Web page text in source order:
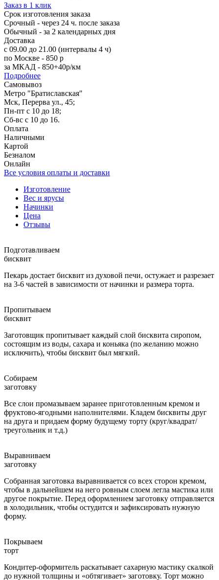
Заказ в 1 клик
Срок изготовления заказа
Срочный - через 24 ч. после заказа
Обычный - за 2 календарных дня
Доставка
с 09.00 до 21.00 (интервалы 4 ч)
по Москве - 850 р
за МКАД - 850+40р/км
Подробнее
Самовывоз
Метро "Братиславская"
Мск, Перерва ул., 45;
Пн-пт с 10 до 18;
Сб-вс с 10 до 16.
Оплата
Наличными
Картой
Безналом
Онлайн
Все условия оплаты и доставки
Изготовление
Вес и ярусы
Начинки
Цена
Отзывы
Подготавливаем
бисквит
Пекарь достает бисквит из духовой печи, остужает и разрезает
на 3-6 частей в зависимости от начинки и размера торта.
Пропитываем
бисквит
Заготовщик пропитывает каждый слой бисквита сиропом,
состоящим из воды, сахара и коньяка (по желанию можно
исключить), чтобы бисквит был мягкий.
Собираем
заготовку
Все слои промазываем заранее приготовленным кремом и
фруктово-ягодными наполнителями. Кладем бисквиты друг
на друга и придаем форму будущему торту (круг/квадрат/
треугольник и т.д.)
Выравниваем
заготовку
Собранная заготовка выравнивается со всех сторон кремом,
чтобы в дальнейшем на него ровным слоем легла мастика или
другое покрытие. Перед оформлением заготовку отправляется
в холодильник, чтобы остудится и зафиксировать нужную
форму.
Покрываем
торт
Кондитер-оформитель раскатывает сахарную мастику скалкой
до нужной толщины и «обтягивает» заготовку. Торт можно